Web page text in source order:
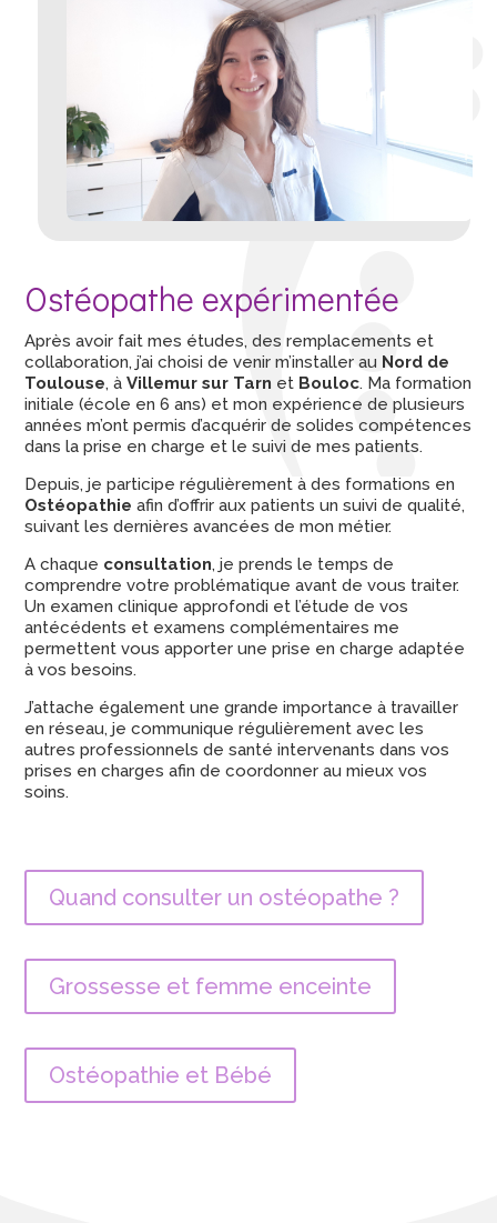
Ostéopathe expérimentée
Après avoir fait mes études, des remplacements et
collaboration, j’ai choisi de venir m’installer au Nord de
Toulouse, àVillemur sur Tarn et Bouloc. Ma formation
initiale (école en 6 ans) et mon expérience de plusieurs
années m’ont permis d’acquérir de solides compétences
dans la prise en charge et le suivi de mes patients.
Depuis, je participe régulièrement à des formations en
Ostéopathie afin d’offrir aux patients un suivi de qualité,
suivant les dernières avancées de mon métier.
A chaque consultation, je prends le temps de
comprendre votre problématique avant de vous traiter.
Un examen clinique approfondi et l’étude de vos
antécédents et examens complémentaires me
permettent vous apporter une prise en charge adaptée
à vos besoins.
J’attache également une grande importance à travailler
en réseau, je communique régulièrement avec les
autres professionnels de santé intervenants dans vos
prises en charges afin de coordonner au mieux vos
soins.
Quand consulter un ostéopathe ?
Grossesse et femme enceinte
Ostéopathie et Bébé